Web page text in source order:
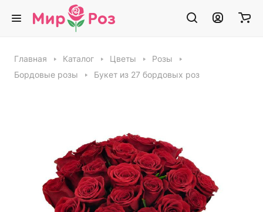
Главная Каталог Цветы
Розы
Бордовые розы
Букет из 27 бордовых роз